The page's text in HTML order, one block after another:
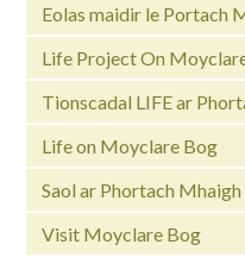
Eolas maidir le Portach
Life Project On
Tionscadal LIFE ar
Life on Moyclare Bog
Saol ar Phortach
Visit Moyclare Bog